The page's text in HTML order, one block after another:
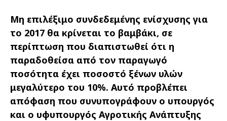
Πως θα μας βρείτε
ΑΚΟΛΟΥΘΗΣΤΕ ΜΑΣ
Πως θα μας βρείτε
ΑΚΟΛΟΥΘΗΣΤΕ ΜΑΣ
Πως θα μας βρείτε
ΑΚΟΛΟΥΘΗΣΤΕ ΜΑΣ
Πως θα μας βρείτε
ΑΚΟΛΟΥΘΗΣΤΕ ΜΑΣ
Πως θα μας βρείτε
ΑΚΟΛΟΥΘΗΣΤΕ ΜΑΣ
Πως θα μας βρείτε
ΑΚΟΛΟΥΘΗΣΤΕ ΜΑΣ
Μη επιλέξιμο συνδεδεμένης ενίσχυσης για
το 2017 θα κρίνεται το βαμβάκι, σε
περίπτωση που διαπιστωθεί ότι η
παραδοθείσα από τον παραγωγό
ποσότητα έχει ποσοστό ξένων υλών
μεγαλύτερο του 10%. Αυτό προβλέπει
απόφαση που συνυπογράφουν ο υπουργός
και ο υφυπουργός Αγροτικής Ανάπτυξης